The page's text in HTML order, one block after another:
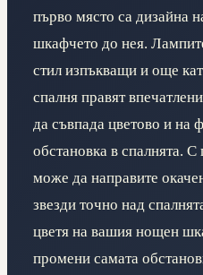
първо място са дизайна
шкафчето до нея.
стил изпъкващи и още
спалня правят
да съвпада цветово и на
обстановка в спалнята.
може да направите
звезди точно над
цветя на вашия нощен
промени самата